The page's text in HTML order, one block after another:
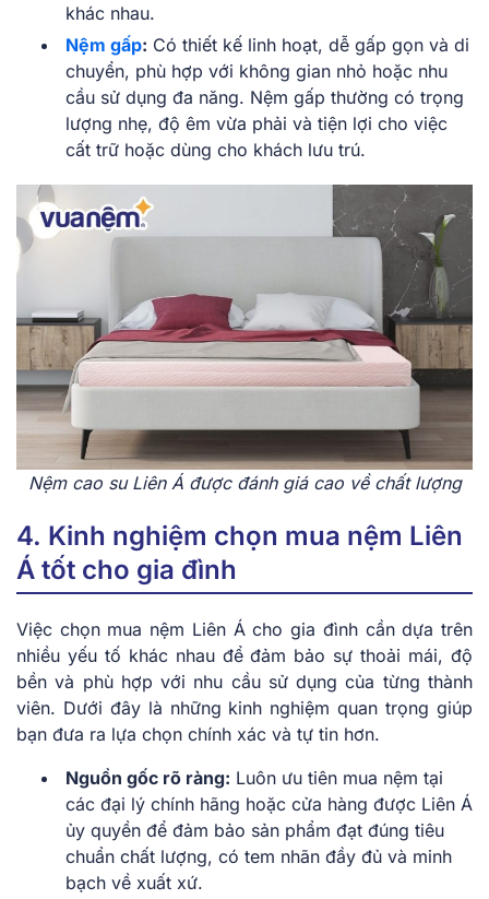
khác nhau.
Nệm gấp: Có thiết kế linh hoạt, dễ gấp gọn và di
chuyển, phù hợp với không gian nhỏ hoặc nhu
cầu sử dụng đa năng. Nệm gấp thường có trọng
lượng nhẹ, độ êm vừa phải và tiện lợi cho việc
cất trữ hoặc dùng cho khách lưu trú.
Nệm cao su Liên Á được đánh giá cao về chất lượng
4. Kinh nghiệm chọn mua nệm Liên
Á tốt cho gia đình
Việc chọn mua nệm Liên Á cho gia đình cần dựa trên
nhiều yếu tố khác nhau để đảm bảo sự thoải mái, độ
bền và phù hợp với nhu cầu sử dụng của từng thành
viên. Dưới đây là những kinh nghiệm quan trọng giúp
bạn đưa ra lựa chọn chính xác và tự tin hơn.
Nguồn gốc rõ ràng: Luôn ưu tiên mua nệm tại
các đại lý chính hãng hoặc cửa hàng được Liên Á
ủy quyền để đảm bảo sản phẩm đạt đúng tiêu
chuẩn chất lượng, có tem nhãn đầy đủ và minh
bạch về xuất xứ.